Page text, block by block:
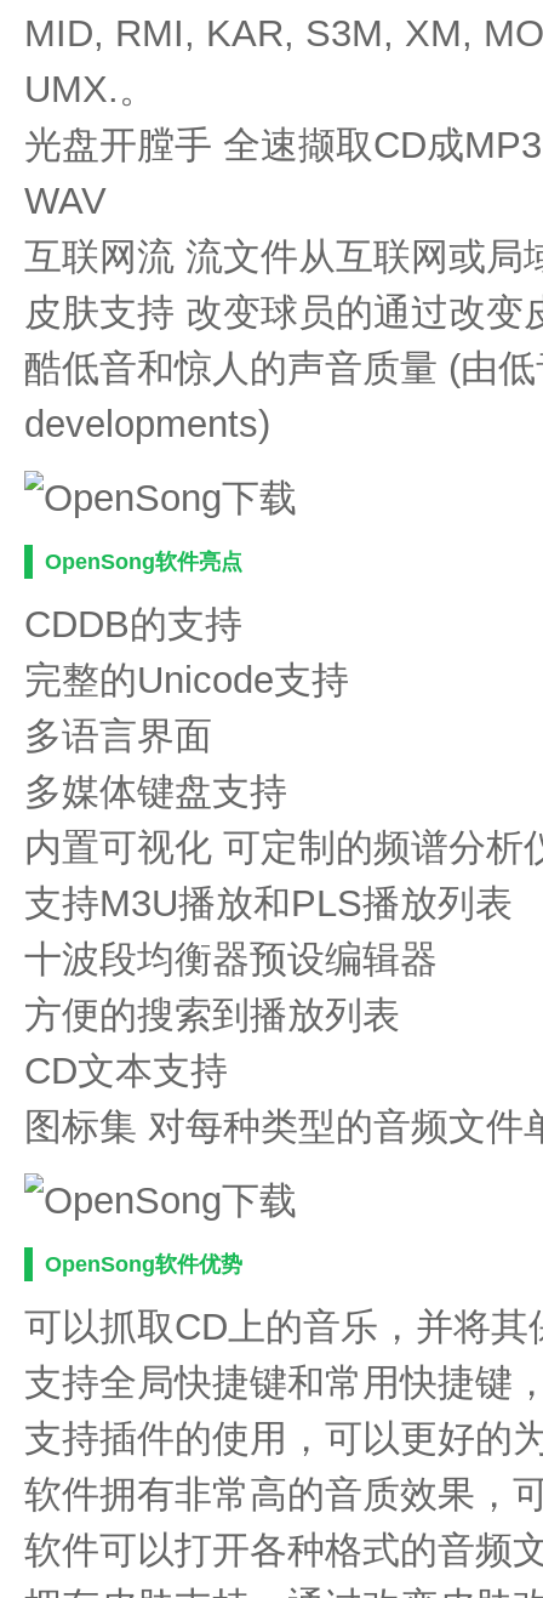
MID, RMI, KAR, S3M, XM,
UMX.。
光盘开膛手 全速撷取CD成
WAV
互联网流 流文件从互联网或局
皮肤支持 改变球员的通过改变
酷低音和惊人的声音质量 (由
developments)
OpenSong软件亮点
CDDB的支持
完整的Unicode支持
多语言界面
多媒体键盘支持
内置可视化 可定制的频谱分析
支持M3U播放和PLS播放列表
十波段均衡器预设编辑器
方便的搜索到播放列表
CD文本支持
图标集 对每种类型的音频文件
OpenSong软件优势
可以抓取CD上的音乐，并将
支持全局快捷键和常用快捷键
支持插件的使用，可以更好的
软件拥有非常高的音质效果，
软件可以打开各种格式的音频